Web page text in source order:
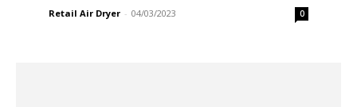
Retail Air Dryer - 04/03/2023 0